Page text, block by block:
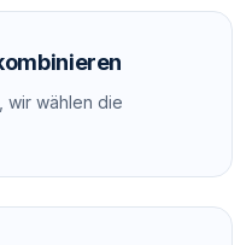
wir wählen die